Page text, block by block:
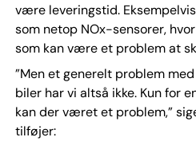
være leveringstid.
som netop NOx-sensorer,
som kan være et problem at
”Men et generelt problem
biler har vi altså ikke. Kun for
kan der været et problem,”
tilføjer: